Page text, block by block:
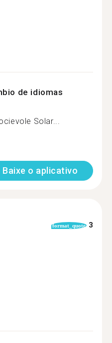
de idiomas
Solar...
Baixe o aplicativo
format_quote 3